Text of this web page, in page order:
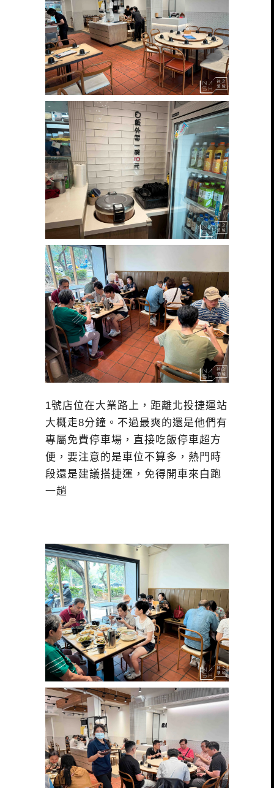
1號店位在大業路上，距離北投捷運站
大概走8分鐘。不過最爽的還是他們有
專屬免費停車場，直接吃飯停車超方
便，要注意的是車位不算多，熱門時
段還是建議搭捷運，免得開車來白跑
一趟